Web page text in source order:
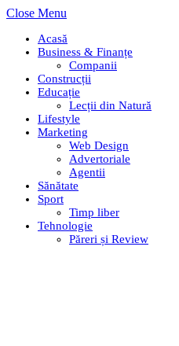
Close Menu
Acasă
Business & Finanțe
Companii
Construcții
Educație
Lecții din Natură
Lifestyle
Marketing
Web Design
Advertoriale
Agentii
Sănătate
Sport
Timp liber
Tehnologie
Păreri și Review